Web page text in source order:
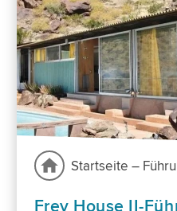
Startseite –
Frey House II-